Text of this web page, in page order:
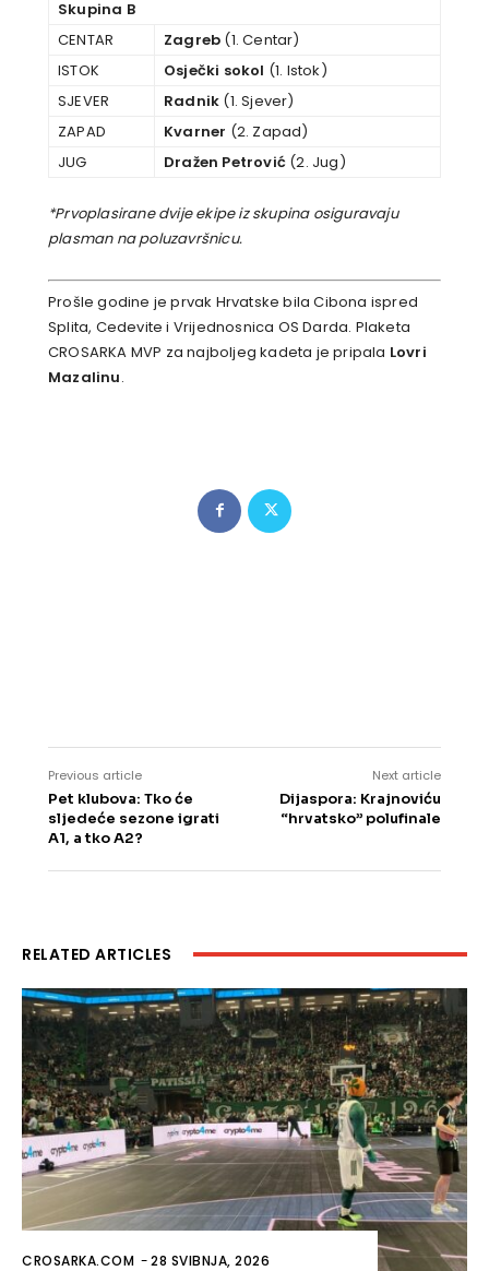
Skupina B
CENTAR
Zagreb (1. Centar)
ISTOK
Osječki sokol (1. Istok)
SJEVER
Radnik (1. Sjever)
ZAPAD
Kvarner (2. Zapad)
JUG
Dražen Petrović (2. Jug)
*Prvoplasirane dvije ekipe iz skupina osiguravaju
plasman na poluzavršnicu.
Prošle godine je prvak Hrvatske bila Cibona ispred
Splita, Cedevite i Vrijednosnica OS Darda. Plaketa
CROSARKA MVP za najboljeg kadeta je pripala Lovri
Mazalinu.
Previous article
Pet klubova: Tko će
sljedeće sezone igrati
A1, a tko A2?
Next article
Dijaspora: Krajnoviću
“hrvatsko” polufinale
RELATED ARTICLES
CROSARKA.COM -28 SVIBNJA, 2026